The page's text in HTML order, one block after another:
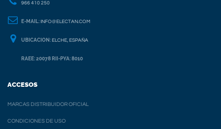
966 410 250
E-MAIL: INFO@ELECTAN.COM
UBICACION: ELCHE, ESPAÑA
RAEE: 20078 RII-PYA: 8010
ACCESOS
MARCAS DISTRIBUIDOR OFICIAL
CONDICIONES DE USO